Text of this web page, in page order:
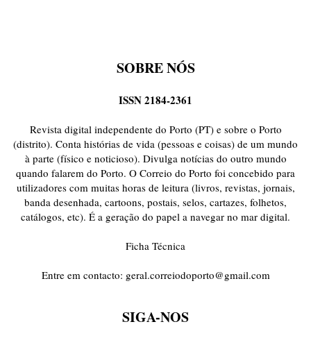
SOBRE NÓS
ISSN 2184-2361
Revista digital independente do Porto (PT) e sobre o Porto
(distrito). Conta histórias de vida (pessoas e coisas) de um mundo
à parte (físico e noticioso). Divulga notícias do outro mundo
quando falarem do Porto. O Correio do Porto foi concebido para
utilizadores com muitas horas de leitura (livros, revistas, jornais,
banda desenhada, cartoons, postais, selos, cartazes, folhetos,
catálogos, etc). É a geração do papel a navegar no mar digital.
Ficha Técnica
Entre em contacto: geral.correiodoporto@gmail.com
SIGA-NOS